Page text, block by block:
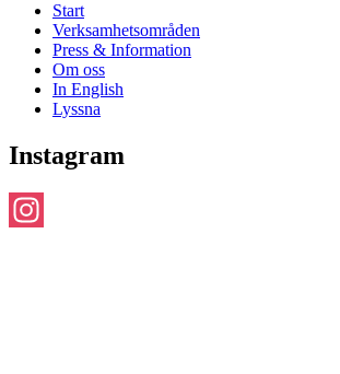
Start
Verksamhetsområden
Press & Information
Om oss
In English
Lyssna
Instagram